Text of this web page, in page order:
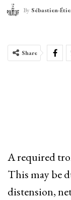
By Sébastien-
Share
A required
This may be
distension,